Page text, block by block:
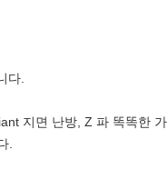
다.
지면 난방, Z 파 똑똑한 가
.